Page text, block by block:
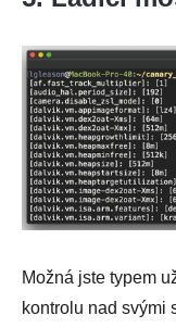
Možná jste typem
kontrolu nad svými